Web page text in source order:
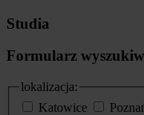
Studia
Formularz
lokalizacja:
Katowice